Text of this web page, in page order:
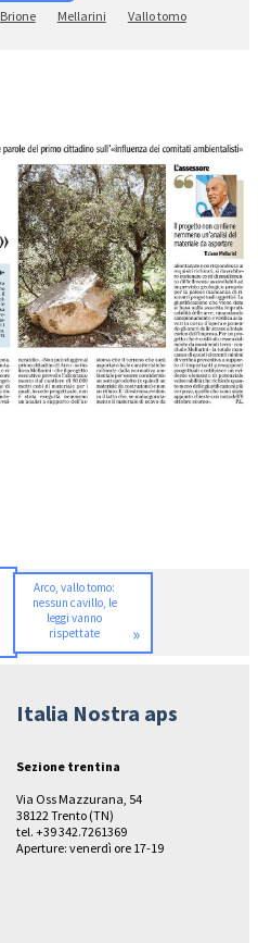
Brione Mellarini Vallo tomo
Arco, vallo tomo:
nessun cavillo, le
leggi vanno
rispettate
»
Italia Nostra aps
Sezione trentina
Via Oss Mazzurana, 54
38122 Trento (TN)
tel. +39 342.7261369
Aperture: venerdì ore 17-19